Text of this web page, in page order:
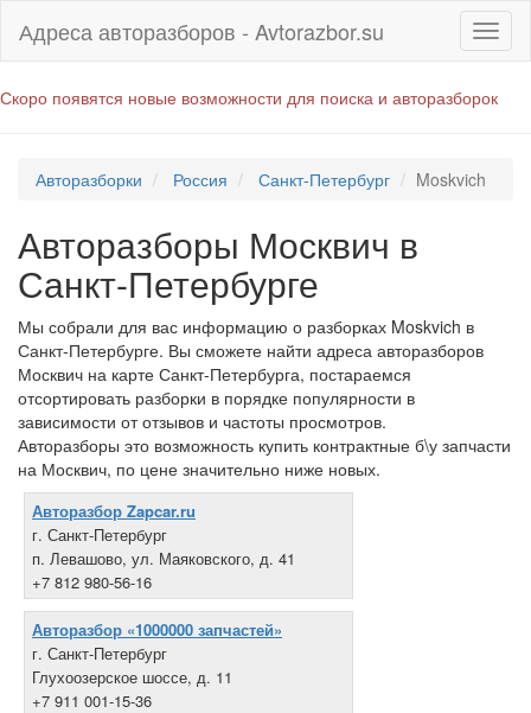
Адреса авторазборов - Avtorazbor.su
Скоро появятся новые возможности для поиска и авторазборок
Авторазборки Россия Санкт-Петербург Moskvich
Авторазборы Москвич в
Санкт-Петербурге
Мы собрали для вас информацию о разборках Moskvich в
Санкт-Петербурге. Вы сможете найти адреса авторазборов
Москвич на карте Санкт-Петербурга, постараемся
отсортировать разборки в порядке популярности в
зависимости от отзывов и частоты просмотров.
Авторазборы это возможность купить контрактные б\у запчасти
на Москвич, по цене значительно ниже новых.
Авторазбор Zapcar.ru
г. Санкт-Петербург
п. Левашово, ул. Маяковского, д. 41
+7 812 980-56-16
Авторазбор «1000000 запчастей»
г. Санкт-Петербург
Глухоозерское шоссе, д. 11
+7 911 001-15-36